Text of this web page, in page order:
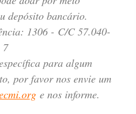
depósito bancário.
1306 - C/C 57.040-
7
para algum
por favor nos envie um
e nos informe.